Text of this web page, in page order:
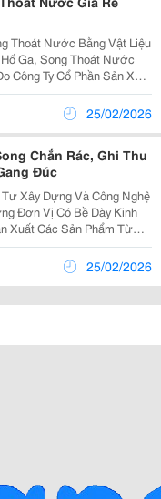
Thoát Nước Bằng Vật Liệu
Công Ty Cổ Phần Sản Xuất
Xây Dựng Trường Sơn
Xuất Sản Phẩm Chúng Tôi
25/02/2026
Chắn Rác, Ghi Thu
Đúc
Xây Dựng Và Công Nghệ
Đơn Vị Có Bề Dày Kinh
Xuất Các Sản Phẩm Từ
Nắp Bể Cáp, Nắp Hố Ga,
Vụ Cho Các Công Trình
25/02/2026